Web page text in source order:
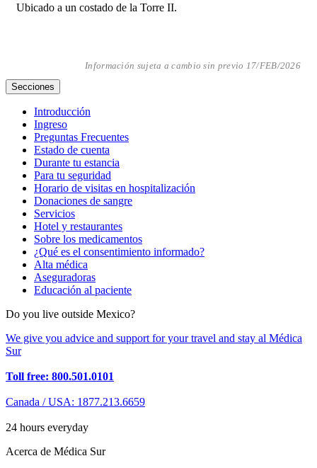
Ubicado a un costado de la Torre II.
Información sujeta a cambio sin previo 17/FEB/2026
Secciones
Introducción
Ingreso
Preguntas Frecuentes
Estado de cuenta
Durante tu estancia
Para tu seguridad
Horario de visitas en hospitalización
Donaciones de sangre
Servicios
Hotel y restaurantes
Sobre los medicamentos
¿Qué es el consentimiento informado?
Alta médica
Aseguradoras
Educación al paciente
Do you live outside Mexico?
We give you advice and support for your travel and stay al Médica
Sur
Toll free: 800.501.0101
Canada / USA: 1877.213.6659
24 hours everyday
Acerca de Médica Sur